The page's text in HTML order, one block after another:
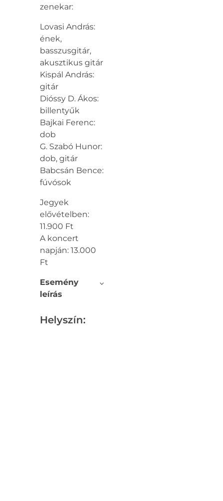
zenekar:
Lovasi András:
ének,
basszusgitár,
akusztikus gitár
Kispál András:
gitár
Dióssy D. Ákos:
billentyűk
Bajkai Ferenc:
dob
G. Szabó Hunor:
dob, gitár
Babcsán Bence:
fúvósok
Jegyek
elővételben:
11.900 Ft
A koncert
napján: 13.000
Ft
Esemény
leírás
Helyszín: